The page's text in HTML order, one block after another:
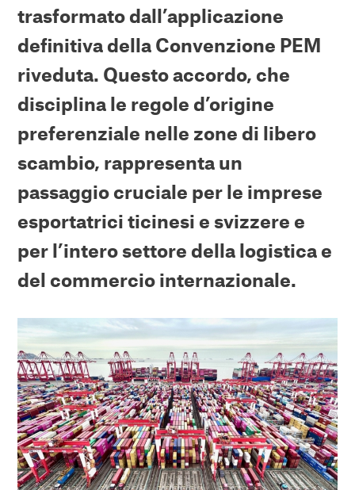
trasformato dall’applicazione
definitiva della Convenzione PEM
riveduta. Questo accordo, che
disciplina le regole d’origine
preferenziale nelle zone di libero
scambio, rappresenta un
passaggio cruciale per le imprese
esportatrici ticinesi e svizzere e
per l’intero settore della logistica e
del commercio internazionale.